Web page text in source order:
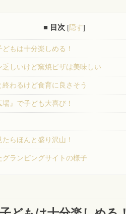
■ 目次 [隠す]
もは十分楽しめる！
しいけど窯焼ピザは美味しい
わるけど食育に良さそう
』で子ども大喜び！
らほんと盛り沢山！
ランピングサイトの様子